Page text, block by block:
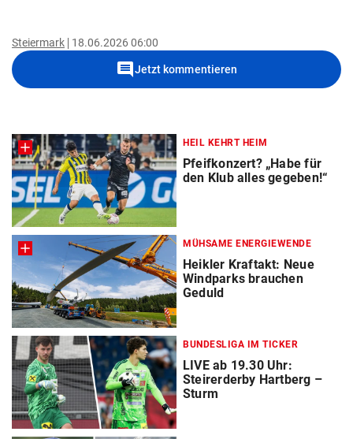
Steiermark 18.06.2026 06:00
commentJetzt kommentieren
HEIL KEHRT HEIM
Pfeifkonzert? „Habe für
den Klub alles gegeben!“
MÜHSAME ENERGIEWENDE
Heikler Kraftakt: Neue
Windparks brauchen
Geduld
BUNDESLIGA IM TICKER
LIVE ab 19.30 Uhr:
Steirerderby Hartberg –
Sturm